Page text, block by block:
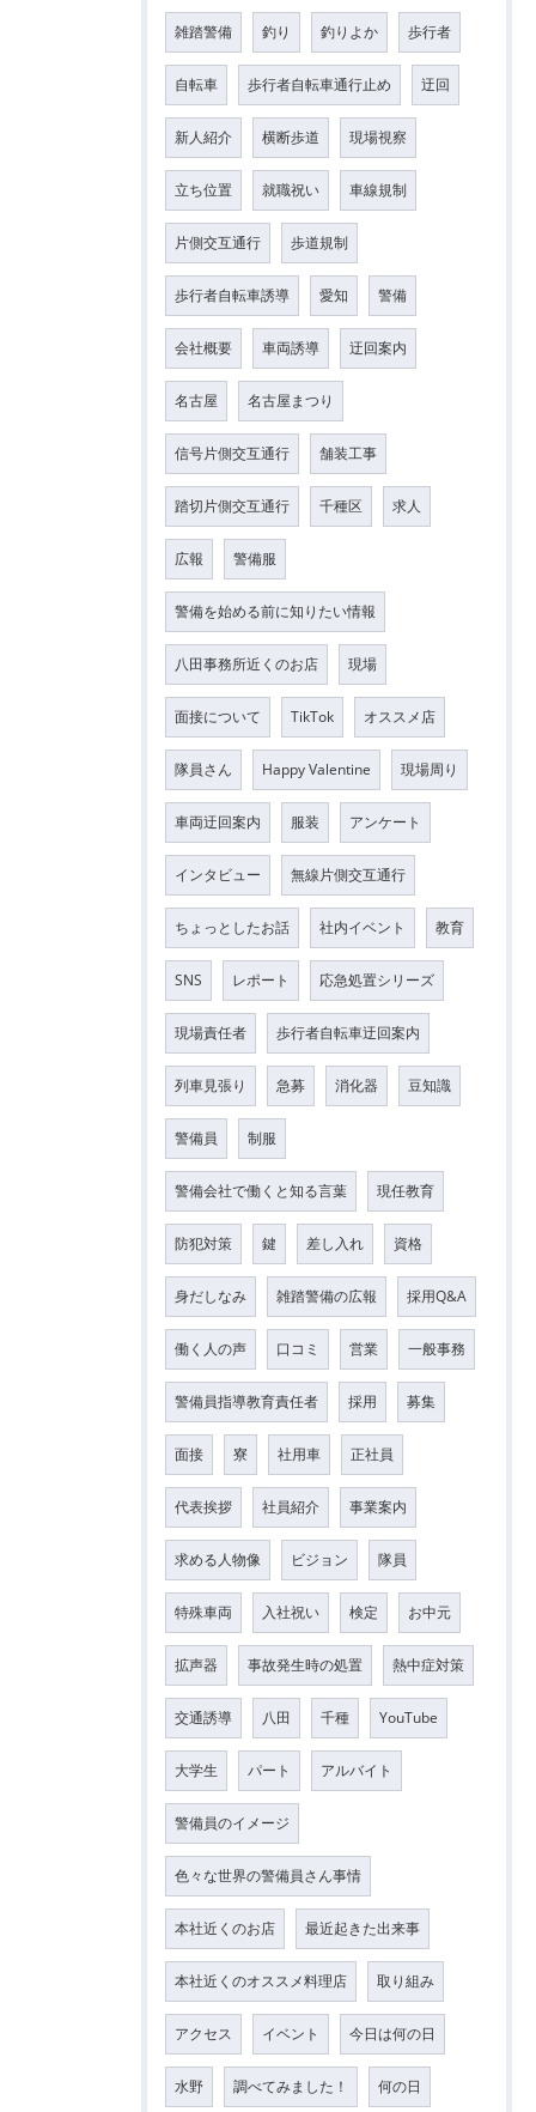
雑踏警備 釣り 釣りよか 歩行者
自転車 歩行者自転車通行止め 迂回
新人紹介 横断歩道 現場視察
立ち位置 就職祝い 車線規制
片側交互通行 歩道規制
歩行者自転車誘導 愛知 警備
会社概要 車両誘導 迂回案内
名古屋 名古屋まつり
信号片側交互通行 舗装工事
踏切片側交互通行 千種区 求人
広報 警備服
警備を始める前に知りたい情報
八田事務所近くのお店 現場
面接について TikTok オススメ店
隊員さん Happy Valentine 現場周り
車両迂回案内 服装 アンケート
インタビュー 無線片側交互通行
ちょっとしたお話 社内イベント 教育
SNS レポート 応急処置シリーズ
現場責任者 歩行者自転車迂回案内
列車見張り 急募 消化器 豆知識
警備員 制服
警備会社で働くと知る言葉 現任教育
防犯対策 鍵 差し入れ 資格
身だしなみ 雑踏警備の広報 採用Q&A
働く人の声 口コミ 営業 一般事務
警備員指導教育責任者 採用 募集
面接 寮 社用車 正社員
代表挨拶 社員紹介 事業案内
求める人物像 ビジョン 隊員
特殊車両 入社祝い 検定 お中元
拡声器 事故発生時の処置 熱中症対策
交通誘導 八田 千種 YouTube
大学生 パート アルバイト
警備員のイメージ
色々な世界の警備員さん事情
本社近くのお店 最近起きた出来事
本社近くのオススメ料理店 取り組み
アクセス イベント 今日は何の日
水野 調べてみました！ 何の日